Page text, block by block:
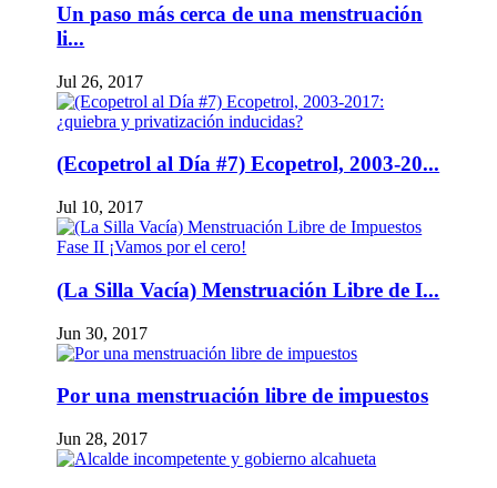
Un paso más cerca de una menstruación
li...
Jul 26, 2017
(Ecopetrol al Día #7) Ecopetrol, 2003-20...
Jul 10, 2017
(La Silla Vacía) Menstruación Libre de I...
Jun 30, 2017
Por una menstruación libre de impuestos
Jun 28, 2017